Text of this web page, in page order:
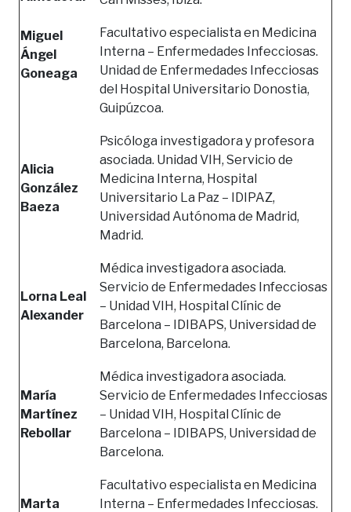
Miguel
Ángel
Goneaga
Facultativo especialista en Medicina
Interna – Enfermedades Infecciosas.
Unidad de Enfermedades Infecciosas
del Hospital Universitario Donostia,
Guipúzcoa.
Alicia
González
Baeza
Psicóloga investigadora y profesora
asociada. Unidad VIH, Servicio de
Medicina Interna, Hospital
Universitario La Paz – IDIPAZ,
Universidad Autónoma de Madrid,
Madrid.
Lorna Leal
Alexander
Médica investigadora asociada.
Servicio de Enfermedades Infecciosas
– Unidad VIH, Hospital Clínic de
Barcelona – IDIBAPS, Universidad de
Barcelona, Barcelona.
María
Martínez
Rebollar
Médica investigadora asociada.
Servicio de Enfermedades Infecciosas
– Unidad VIH, Hospital Clínic de
Barcelona – IDIBAPS, Universidad de
Barcelona.
Marta
Facultativo especialista en Medicina
Interna – Enfermedades Infecciosas.